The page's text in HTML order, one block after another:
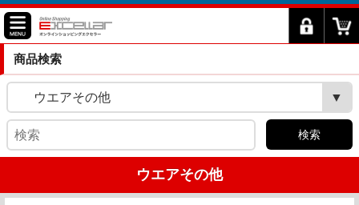
商品検索
ウエアその他
検索
ウエアその他